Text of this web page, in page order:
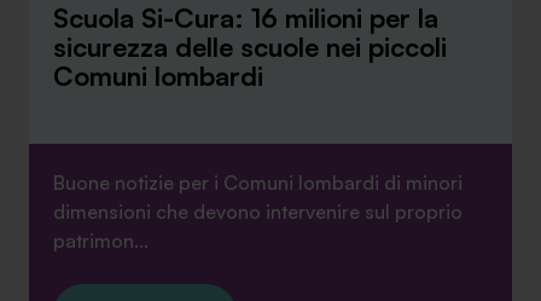
Scuola Si-Cura: 16 milioni per la
sicurezza delle scuole nei piccoli
Comuni lombardi
Buone notizie per i Comuni lombardi di minori
dimensioni che devono intervenire sul proprio
patrimon...